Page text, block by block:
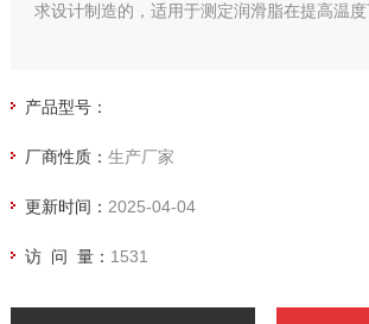
求设计制造的，适用于测定润滑脂在提高温度
产品型号：
厂商性质： 生产厂家
更新时间： 2025-04-04
访 问 量： 1531